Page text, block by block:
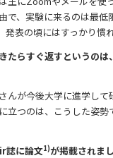
で、実験に来るのは最低
表の頃にはすっかり慣
らすぐ返すというのは
んが今後大学に進学して
立つのは、こうした姿勢
に論文1)が掲載されま